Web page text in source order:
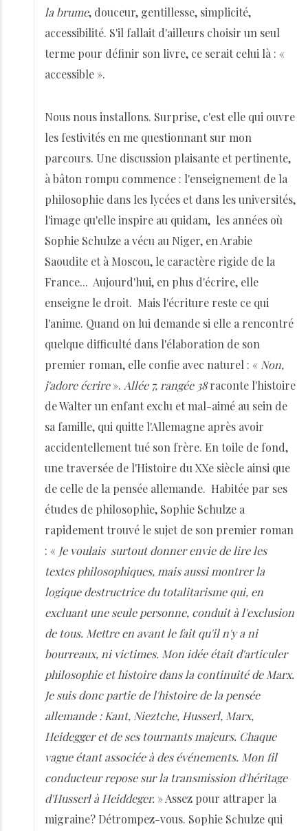
la brume, douceur, gentillesse, simplicité,
accessibilité. S'il fallait d'ailleurs choisir un seul
terme pour définir son livre, ce serait celui là : «
accessible ».
Nous nous installons. Surprise, c'est elle qui ouvre
les festivités en me questionnant sur mon
parcours. Une discussion plaisante et pertinente,
à bâton rompu commence : l'enseignement de la
philosophie dans les lycées et dans les universités,
l'image qu'elle inspire au quidam, les années où
Sophie Schulze a vécu au Niger, en Arabie
Saoudite et à Moscou, le caractère rigide de la
France... Aujourd'hui, en plus d'écrire, elle
enseigne le droit. Mais l'écriture reste ce qui
l'anime. Quand on lui demande si elle a rencontré
quelque difficulté dans l'élaboration de son
premier roman, elle confie avec naturel : « Non,
j'adore écrire». Allée 7, rangée 38raconte l'histoire
de Walter un enfant exclu et mal-aimé au sein de
sa famille, qui quitte l'Allemagne après avoir
accidentellement tué son frère. En toile de fond,
une traversée de l'Histoire du XXe siècle ainsi que
de celle de la pensée allemande. Habitée par ses
études de philosophie, Sophie Schulze a
rapidement trouvé le sujet de son premier roman
: « Je voulais surtout donner envie de lire les
textes philosophiques, mais aussi montrer la
logique destructrice du totalitarisme qui, en
excluant une seule personne, conduit à l'exclusion
de tous. Mettre en avant le fait qu'il n'y a ni
bourreaux, ni victimes. Mon idée était d'articuler
philosophie et histoire dans la continuité de Marx.
Je suis donc partie de l'histoire de la pensée
allemande : Kant, Nieztche, Husserl, Marx,
Heidegger et de ses tournants majeurs. Chaque
vague étant associée à des événements. Mon fil
conducteur repose sur la transmission d'héritage
d'Husserl à Heiddeger. » Assez pour attraper la
migraine? Détrompez-vous. Sophie Schulze qui